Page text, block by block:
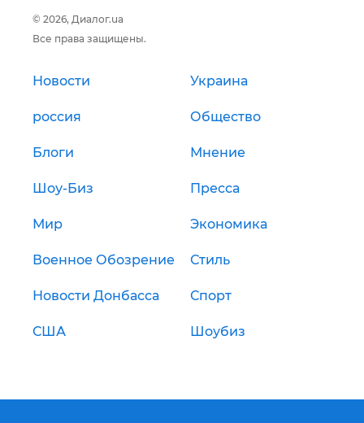
© 2026, Диалог.ua
Все права защищены.
Новости Украина
россия Общество
Блоги Мнение
Шоу-Биз Пресса
Мир Экономика
Военное Обозрение Стиль
Новости Донбасса Спорт
США Шоубиз